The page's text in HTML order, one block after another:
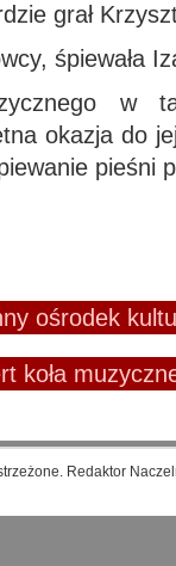
grał
śpiewała
w
okazja do
pieśni
ośrodek
koła
Redaktor